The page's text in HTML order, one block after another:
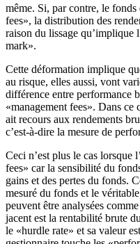
même. Si, par contre, le
fees», la distribution des
raison du lissage qu’implique
mark».
Cette déformation implique
au risque, elles aussi, vont
différence entre performance
«management fees». Dans ce
ait recours aux rendements
c’est-à-dire la mesure de
Ceci n’est plus le cas lorsque
fees» car la sensibilité du
gains et des pertes du fonds.
mesuré du fonds et le
peuvent être analysées
jacent est la rentabilité brute
le «hurdle rate» et sa valeur